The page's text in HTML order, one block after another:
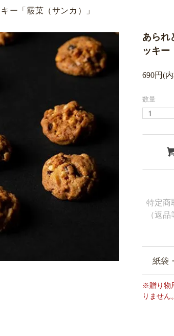
ー「霰菓（サンカ）」
あられ
ッキー
690円(
数量
特定商
（返品
紙袋
※贈り物
りません